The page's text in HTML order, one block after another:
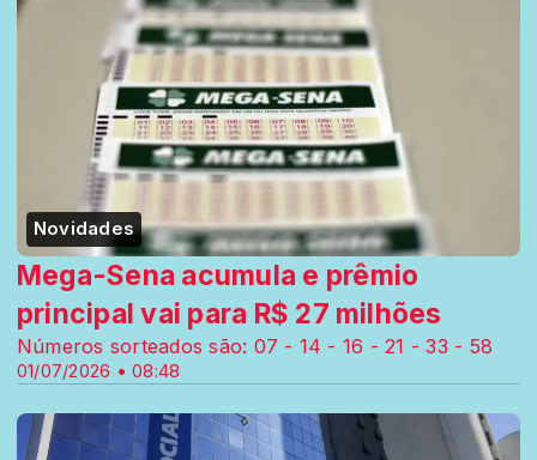
Novidades
01/07/2026 • 08:48
Mega-Sena acumula e prêmio
principal vai para R$ 27 milhões
Números sorteados são: 07 - 14 - 16 - 21 - 33 - 58